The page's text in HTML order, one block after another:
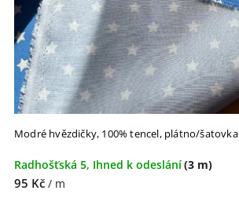
Modré hvězdičky, 100% tencel, plátno/šatovka
Radhošťská 5, Ihned k odeslání(3 m)
95 Kč / m